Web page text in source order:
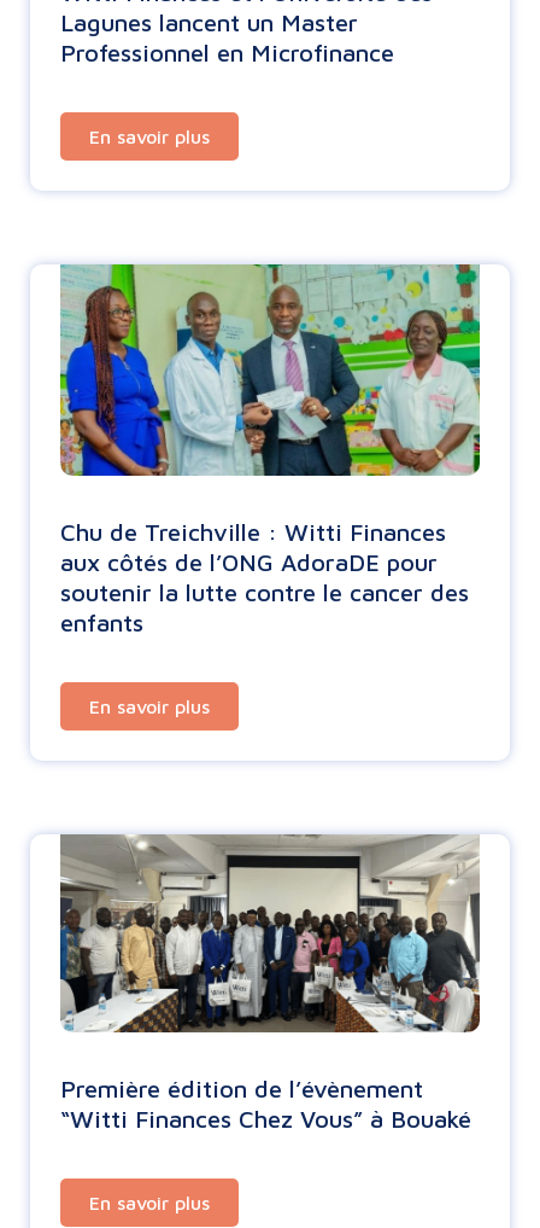
Lagunes lancent un Master
Professionnel en Microfinance
En savoir plus
Chu de Treichville : Witti Finances
aux côtés de l’ONG AdoraDE pour
soutenir la lutte contre le cancer des
enfants
En savoir plus
Première édition de l’évènement
“Witti Finances Chez Vous” à Bouaké
En savoir plus